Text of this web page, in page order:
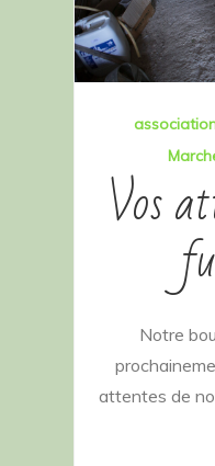
Vos
Notre
attentes de